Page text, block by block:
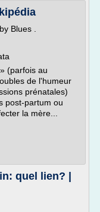
Blues .
(parfois au
de l'humeur
prénatales)
post-partum ou
la mère...
quel lien? |